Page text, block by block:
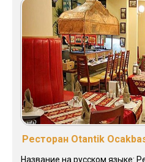
Ресторан Otantik
Название на русском языке: